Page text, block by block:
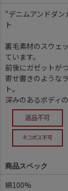
“デニムアンドダ
ト
裏毛素材のスウェ
ています。
前後にガゼットが
寄せ書きのような
ト。
深みのあるボディ
商品スペック
綿100%